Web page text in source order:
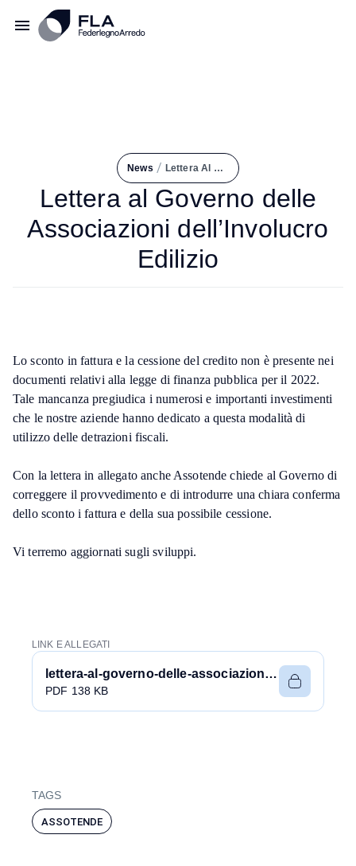
News / Lettera Al Governo Delle Associazioni Dell’Involucro Edilizio
Lettera al Governo delle
Associazioni dell’Involucro
Edilizio
Lo sconto in fattura e la cessione del credito non è presente nei
documenti relativi alla legge di finanza pubblica per il 2022.
Tale mancanza pregiudica i numerosi e importanti investimenti
che le nostre aziende hanno dedicato a questa modalità di
utilizzo delle detrazioni fiscali.
Con la lettera in allegato anche Assotende chiede al Governo di
correggere il provvedimento e di introdurre una chiara conferma
dello sconto i fattura e della sua possibile cessione.
Vi terremo aggiornati sugli sviluppi.
LINK E ALLEGATI
lettera-al-governo-delle-associazioni-dellinvolucro-edilizio-0.pdf
PDF 138 KB
TAGS
ASSOTENDE